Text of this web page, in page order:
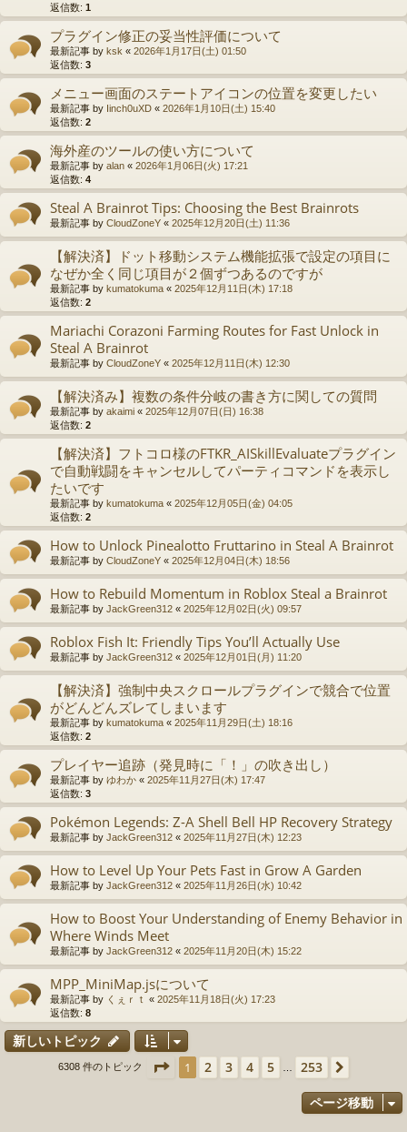
返信数: 1
プラグイン修正の妥当性評価について
最新記事 by ksk « 2026年1月17日(土) 01:50
返信数: 3
メニュー画面のステートアイコンの位置を変更したい
最新記事 by Iinch0uXD « 2026年1月10日(土) 15:40
返信数: 2
海外産のツールの使い方について
最新記事 by alan « 2026年1月06日(火) 17:21
返信数: 4
Steal A Brainrot Tips: Choosing the Best Brainrots
最新記事 by CloudZoneY « 2025年12月20日(土) 11:36
【解決済】ドット移動システム機能拡張で設定の項目に
なぜか全く同じ項目が２個ずつあるのですが
最新記事 by kumatokuma « 2025年12月11日(木) 17:18
返信数: 2
Mariachi Corazoni Farming Routes for Fast Unlock in
Steal A Brainrot
最新記事 by CloudZoneY « 2025年12月11日(木) 12:30
【解決済み】複数の条件分岐の書き方に関しての質問
最新記事 by akaimi « 2025年12月07日(日) 16:38
返信数: 2
【解決済】フトコロ様のFTKR_AISkillEvaluateプラグイン
で自動戦闘をキャンセルしてパーティコマンドを表示し
たいです
最新記事 by kumatokuma « 2025年12月05日(金) 04:05
返信数: 2
How to Unlock Pinealotto Fruttarino in Steal A Brainrot
最新記事 by CloudZoneY « 2025年12月04日(木) 18:56
How to Rebuild Momentum in Roblox Steal a Brainrot
最新記事 by JackGreen312 « 2025年12月02日(火) 09:57
Roblox Fish It: Friendly Tips You’ll Actually Use
最新記事 by JackGreen312 « 2025年12月01日(月) 11:20
【解決済】強制中央スクロールプラグインで競合で位置
がどんどんズレてしまいます
最新記事 by kumatokuma « 2025年11月29日(土) 18:16
返信数: 2
プレイヤー追跡（発見時に「！」の吹き出し）
最新記事 by ゆわか « 2025年11月27日(木) 17:47
返信数: 3
Pokémon Legends: Z-A Shell Bell HP Recovery Strategy
最新記事 by JackGreen312 « 2025年11月27日(木) 12:23
How to Level Up Your Pets Fast in Grow A Garden
最新記事 by JackGreen312 « 2025年11月26日(水) 10:42
How to Boost Your Understanding of Enemy Behavior in
Where Winds Meet
最新記事 by JackGreen312 « 2025年11月20日(木) 15:22
MPP_MiniMap.jsについて
最新記事 by くぇｒｔ « 2025年11月18日(火) 17:23
返信数: 8
新しいトピック
6308 件のトピック ページ ／ 253
1 2 3 4 5 253
ページ移動